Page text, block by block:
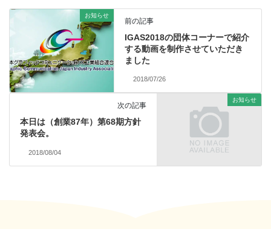
お知らせ
前の記事
IGAS2018の団体コーナーで紹介
する動画を制作させていただき
ました
2018/07/26
お知らせ
次の記事
本日は（創業87年）第68期方針
発表会。
2018/08/04